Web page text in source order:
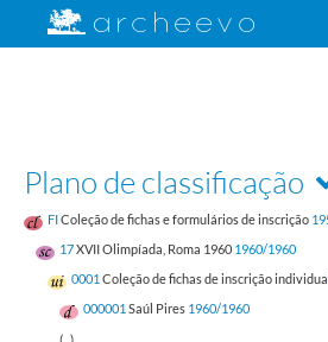
Plano de classificação
FIColeção de fichas e formulários de inscrição
17XVII Olimpíada, Roma 1960 1960/1960
0001 Coleção de fichas de inscrição
000001 Saúl Pires 1960/1960